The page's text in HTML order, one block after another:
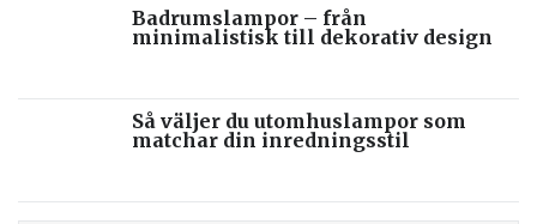
Badrumslampor – från
minimalistisk till dekorativ design
Så väljer du utomhuslampor som
matchar din inredningsstil